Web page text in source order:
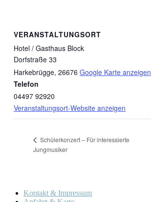
VERANSTALTUNGSORT
Hotel / Gasthaus Block
Dorfstraße 33
Harkebrügge, 26676 Google Karte anzeigen
Telefon
04497 92920
Veranstaltungsort-Website anzeigen
Schülerkonzert – Für interessierte
Jungmusiker
Kontakt & Impressum